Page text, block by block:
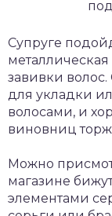
Супруге
завивки
для укладки
волосами, и
виновниц
Можно
магазине
элементами